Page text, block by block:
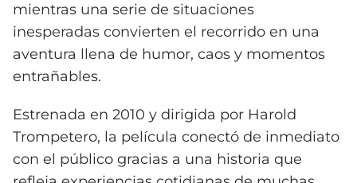
mientras una serie de situaciones
inesperadas convierten el recorrido en una
aventura llena de humor, caos y momentos
entrañables.
Estrenada en 2010 y dirigida por Harold
Trompetero, la película conectó de inmediato
con el público gracias a una historia que